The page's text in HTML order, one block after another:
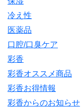
冷え性
医薬品
口腔/口臭ケア
彩香
彩香オススメ商品
彩香お得情報
彩香からのお知らせ